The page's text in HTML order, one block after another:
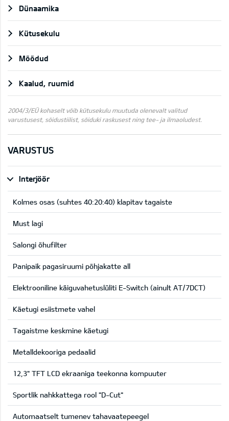
Dünaamika
Kütusekulu
Mõõdud
Kaalud, ruumid
2004/3/EÜ kohaselt võib kütusekulu muutuda olenevalt valitud
varustusest, sõidustiilist, sõiduki raskusest ning tee- ja ilmaoludest.
VARUSTUS
Interjöör
Kolmes osas (suhtes 40:20:40) klapitav tagaiste
Must lagi
Salongi õhufilter
Panipaik pagasiruumi põhjakatte all
Elektrooniline käiguvahetuslüliti E-Switch (ainult AT/7DCT)
Käetugi esiistmete vahel
Tagaistme keskmine käetugi
Metalldekooriga pedaalid
12,3" TFT LCD ekraaniga teekonna kompuuter
Sportlik nahkkattega rool "D-Cut"
Automaatselt tumenev tahavaatepeegel